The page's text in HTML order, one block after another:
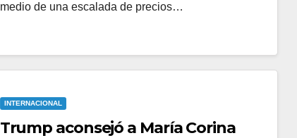
medio de una escalada de precios…
INTERNACIONAL
Trump aconsejó a María Corina